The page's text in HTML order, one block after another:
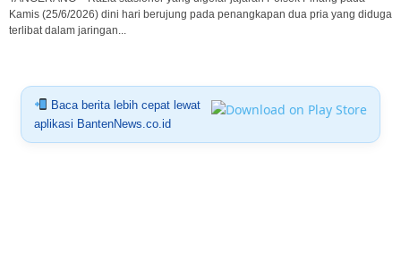
Kamis (25/6/2026) dini hari berujung pada penangkapan dua pria yang diduga
terlibat dalam jaringan...
Baca berita lebih cepat lewat
aplikasi BantenNews.co.id